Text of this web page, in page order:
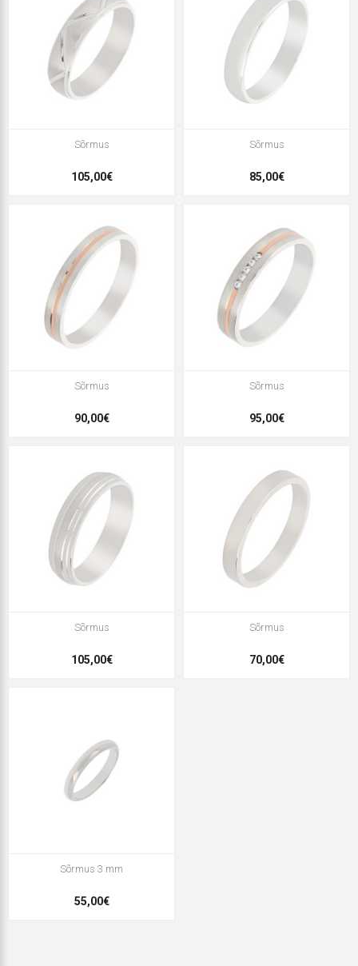
Sõrmus
105,00€
Sõrmus
85,00€
Sõrmus
90,00€
Sõrmus
95,00€
Sõrmus
105,00€
Sõrmus
70,00€
Sõrmus 3 mm
55,00€